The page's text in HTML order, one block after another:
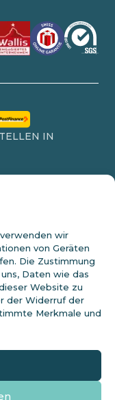
wir
von Geräten
Die Zustimmung
Daten wie das
Website zu
der Widerruf der
Merkmale und
IN
18 Jahren verkauft.
bewertet und sind
zu
immer bei Ihrem
(CBD) ist ein
Produkt sollte nur
werden. Vor der